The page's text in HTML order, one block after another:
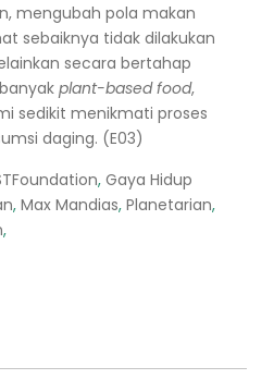
mengubah pola makan
sebaiknya tidak dilakukan
secara bertahap
plant-based food,
sedikit menikmati proses
daging. (E03)
, Gaya Hidup
, Max Mandias, Planetarian,
,